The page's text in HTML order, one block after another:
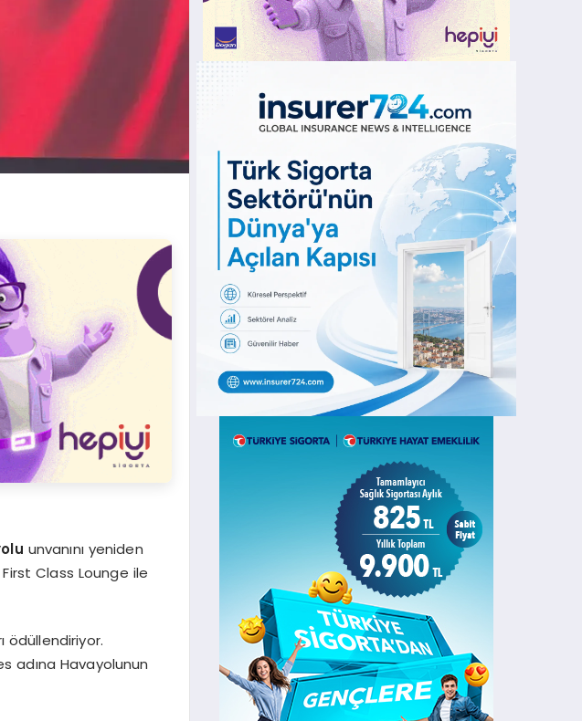
unvanını yeniden
First Class Lounge ile
ödüllendiriyor.
adına Havayolunun